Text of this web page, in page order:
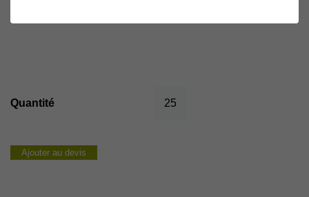
PRÉSENCE D’ÉPINES
Ajouter au devis